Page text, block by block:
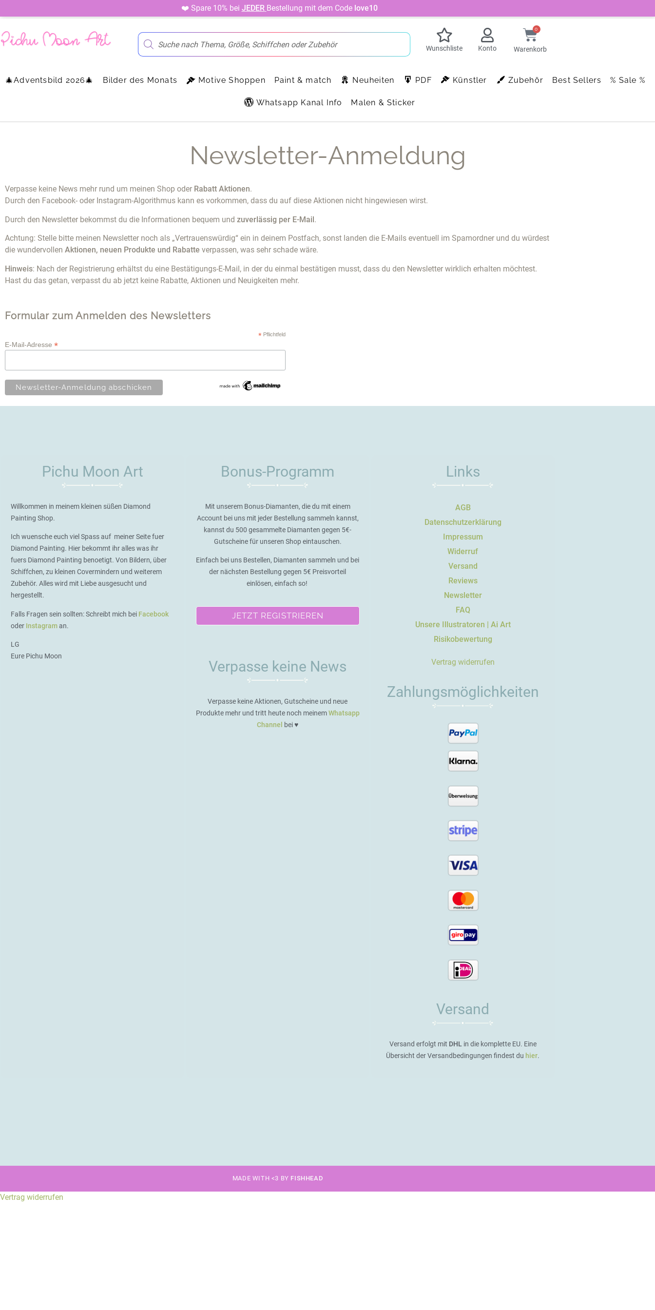
❤️ Spare 10% bei JEDER Bestellung mit dem Code love10
Wunschliste Konto
0
Warenkorb
🎄Adventsbild 2026🎄 Bilder des Monats Motive Shoppen Paint & match Neuheiten PDF Künstler Zubehör Best Sellers % Sale %
Whatsapp Kanal Info Malen & Sticker
Newsletter-Anmeldung
Verpasse keine News mehr rund um meinen Shop oder Rabatt Aktionen.
Durch den Facebook- oder Instagram-Algorithmus kann es vorkommen, dass du auf diese Aktionen nicht hingewiesen wirst.
Durch den Newsletter bekommst du die Informationen bequem und zuverlässig per E-Mail.
Achtung: Stelle bitte meinen Newsletter noch als „Vertrauenswürdig“ ein in deinem Postfach, sonst landen die E-Mails eventuell im Spamordner und du würdest
die wundervollen Aktionen, neuen Produkte und Rabatte verpassen, was sehr schade wäre.
Hinweis: Nach der Registrierung erhältst du eine Bestätigungs-E-Mail, in der du einmal bestätigen musst, dass du den Newsletter wirklich erhalten möchtest.
Hast du das getan, verpasst du ab jetzt keine Rabatte, Aktionen und Neuigkeiten mehr.
Formular zum Anmelden des Newsletters
* Pflichtfeld
E-Mail-Adresse *
Pichu Moon Art
Willkommen in meinem kleinen süßen Diamond
Painting Shop.
Ich wuensche euch viel Spass auf meiner Seite fuer
Diamond Painting. Hier bekommt ihr alles was ihr
fuers Diamond Painting benoetigt. Von Bildern, über
Schiffchen, zu kleinen Covermindern und weiterem
Zubehör. Alles wird mit Liebe ausgesucht und
hergestellt.
Falls Fragen sein sollten: Schreibt mich bei Facebook
oder Instagraman.
LG
Eure Pichu Moon
Bonus-Programm
Mit unserem Bonus-Diamanten, die du mit einem
Account bei uns mit jeder Bestellung sammeln kannst,
kannst du 500 gesammelte Diamanten gegen 5€-
Gutscheine für unseren Shop eintauschen.
Einfach bei uns Bestellen, Diamanten sammeln und bei
der nächsten Bestellung gegen 5€ Preisvorteil
einlösen, einfach so!
JETZT REGISTRIEREN
Verpasse keine News
Verpasse keine Aktionen, Gutscheine und neue
Produkte mehr und tritt heute noch meinemWhatsapp
Channel
bei ♥️
Links
AGB
Datenschutzerklärung
Impressum
Widerruf
Versand
Reviews
Newsletter
FAQ
Unsere Illustratoren | Ai Art
Risikobewertung
Vertrag widerrufen
Zahlungsmöglichkeiten
Versand
Versand erfolgt mit DHL in die komplette EU. Eine
Übersicht der Versandbedingungen findest du hier.
MADE WITH <3 BY FISHHEAD
Vertrag widerrufen